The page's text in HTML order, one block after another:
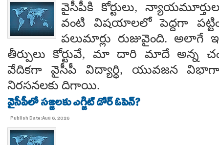
వైసీపీకి కోర్టులు,
వంటి విషయాలలో పెద్దగా
పలుమార్లు రుజువైంది. అలాగే
తీర్పులు కోర్టువే, మా దారి మాదే అన్న
వేదికగా వైసీపీ విద్యార్థి, యువజన
నిరసనలకు దిగాయి.
వైసీపీలో సజ్జలకు ఎగ్జిట్ డోర్ ఓపెన్?
Publish Date:Aug 6, 2026